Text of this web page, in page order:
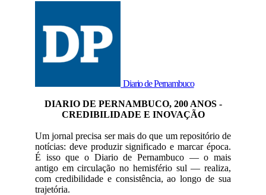
Diario de Pernambuco
DIARIO DE PERNAMBUCO, 200 ANOS -
CREDIBILIDADE E INOVAÇÃO
Um jornal precisa ser mais do que um repositório de
notícias: deve produzir significado e marcar época.
É isso que o Diario de Pernambuco — o mais
antigo em circulação no hemisfério sul — realiza,
com credibilidade e consistência, ao longo de sua
trajetória.